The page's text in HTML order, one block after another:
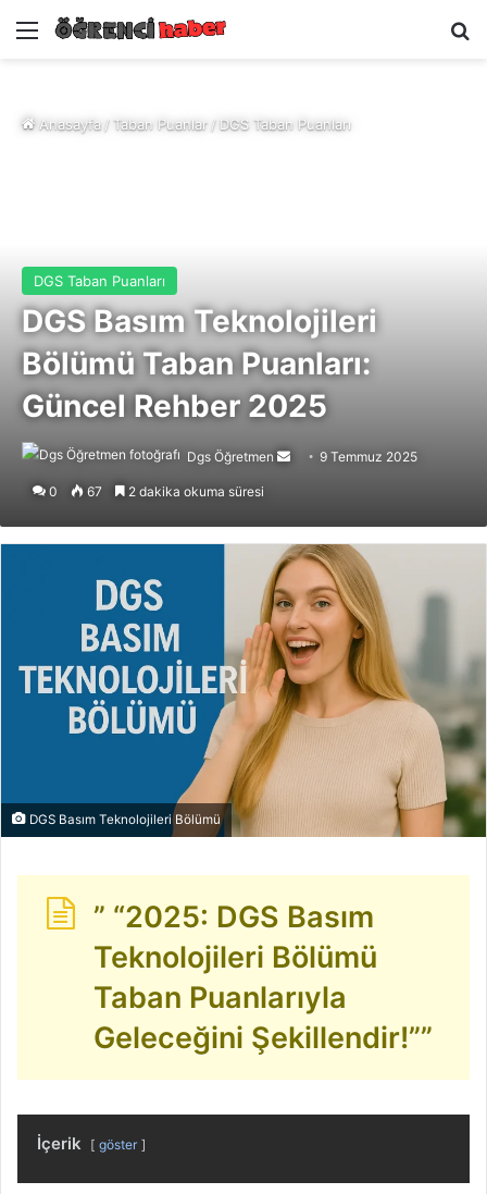
Menü
Anasayfa/ Taban Puanlar /DGS Taban Puanları
DGS Taban Puanları
DGS Basım Teknolojileri
Bölümü Taban Puanları:
Güncel Rehber 2025
Dgs Öğretmen 9 Temmuz 2025
0 67 2 dakika okuma süresi
DGS Basım Teknolojileri Bölümü
” “2025: DGS Basım
Teknolojileri Bölümü
Taban Puanlarıyla
Geleceğini Şekillendir!””
İçerik göster